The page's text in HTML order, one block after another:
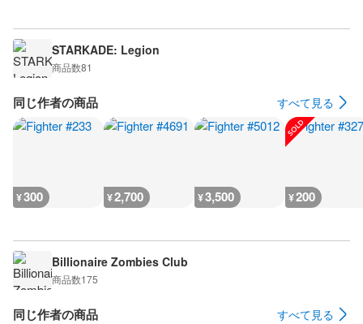
STARKADE: Legion
商品数81
同じ作者の商品 すべて見る
¥300 ¥2,700 ¥3,500 ¥200
Billionaire Zombies Club
商品数175
同じ作者の商品 すべて見る